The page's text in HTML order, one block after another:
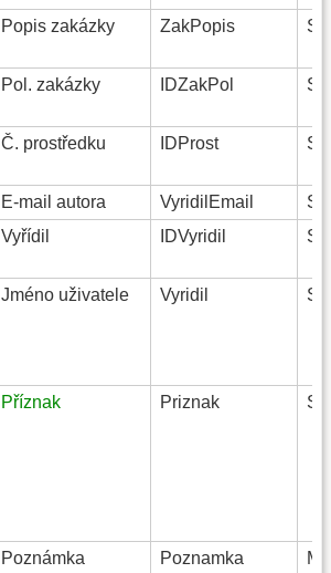
Popis zakázky ZakPopis
Pol. zakázky IDZakPol
Č. prostředku IDProst
E-mail autora VyridilEmail
Vyřídil IDVyridil
Jméno uživatele Vyridil
Příznak Priznak
Poznámka Poznamka